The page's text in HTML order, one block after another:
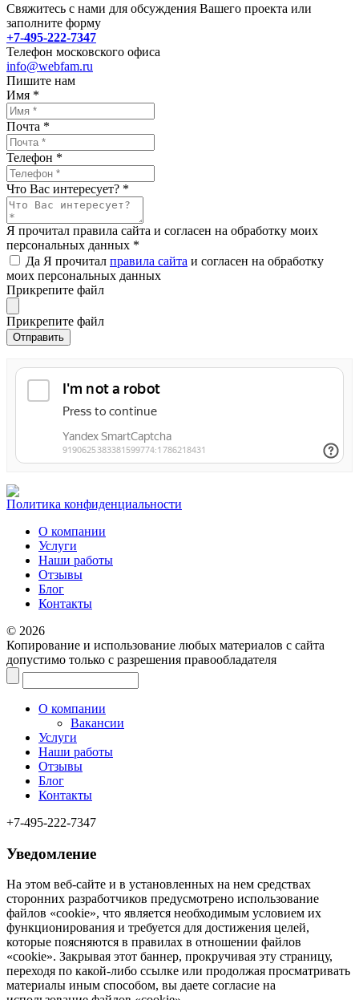
Свяжитесь с нами для обсуждения Вашего проекта или
заполните форму
+7-495-222-7347
Телефон московского офиса
info@webfam.ru
Пишите нам
Имя *
Почта *
Телефон *
Что Вас интересует? *
Я прочитал правила сайта и согласен на обработку моих
персональных данных *
Да Я прочитал правила сайта и согласен на обработку
моих персональных данных
Прикрепите файл
Прикрепите файл
Политика конфиденциальности
О компании
Услуги
Наши работы
Отзывы
Блог
Контакты
© 2026
Копирование и использование любых материалов с сайта
допустимо только с разрешения правообладателя
О компании
Вакансии
Услуги
Наши работы
Отзывы
Блог
Контакты
+7-495-222-7347
Уведомление
На этом веб‑сайте и в установленных на нем средствах
сторонних разработчиков предусмотрено использование
файлов «cookie», что является необходимым условием их
функционирования и требуется для достижения целей,
которые поясняются в правилах в отношении файлов
«cookie». Закрывая этот баннер, прокручивая эту страницу,
переходя по какой-либо ссылке или продолжая просматривать
материалы иным способом, вы даете согласие на